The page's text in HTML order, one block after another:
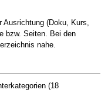
Ausrichtung (Doku, Kurs,
bzw. Seiten. Bei den
nahe.
(18